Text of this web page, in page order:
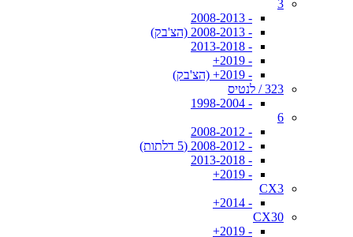
3
- 2008-2013
- 2008-2013 (הצ'בק)
- 2013-2018
- 2019+
- 2019+ (הצ'בק)
323 / לנטיס
- 1998-2004
6
- 2008-2012
- 2008-2012 (5 דלתות)
- 2013-2018
- 2019+
CX3
- 2014+
CX30
- 2019+